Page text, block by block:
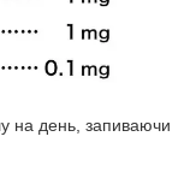
на день, запиваючи